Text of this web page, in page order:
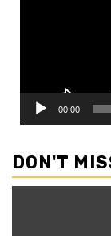
00:00
DON'T